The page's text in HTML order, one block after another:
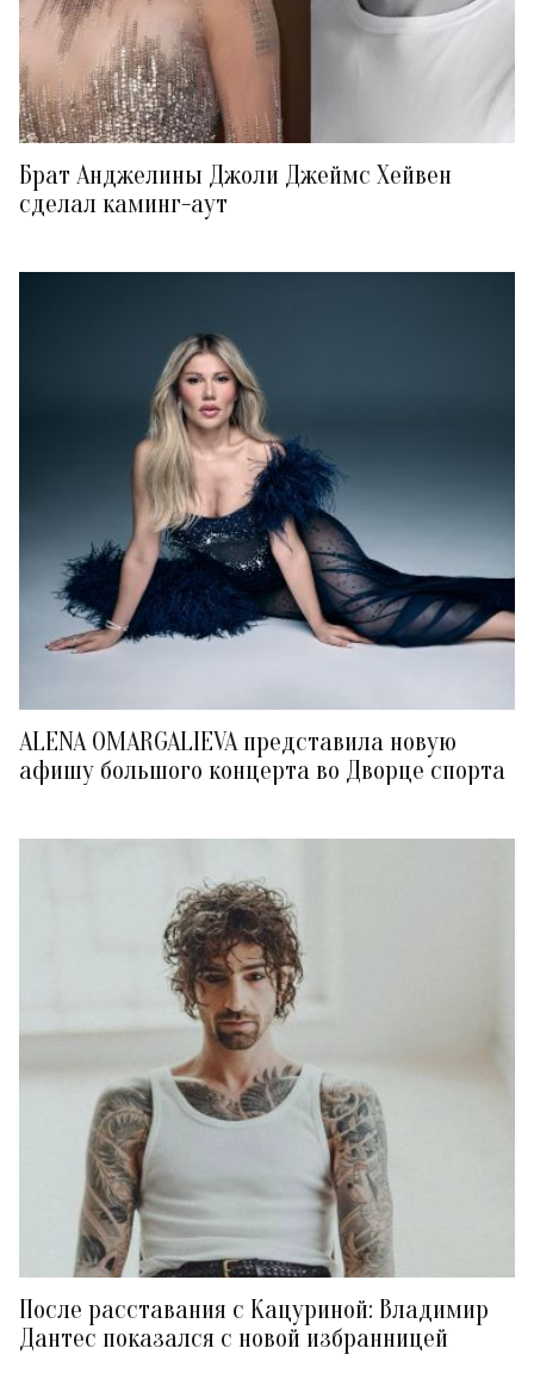
Брат Анджелины Джоли Джеймс Хейвен
сделал каминг-аут
ALENA OMARGALIEVA представила новую
афишу большого концерта во Дворце спорта
После расставания с Кацуриной: Владимир
Дантес показался с новой избранницей